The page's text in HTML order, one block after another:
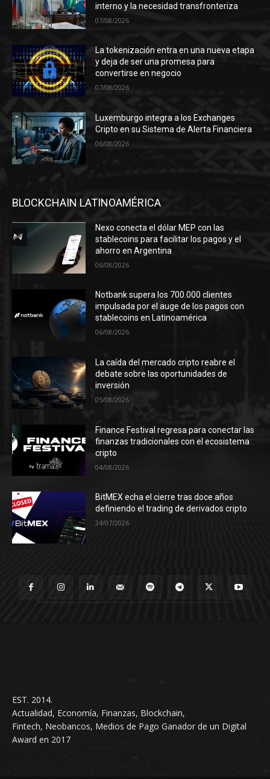
interno y la necesidad transfronteriza
07/08/2026
La tokenización entra en una nueva etapa
y deja de ser una promesa para
convertirse en negocio
07/08/2026
Luxemburgo integra a los Exchanges
Cripto en su Sistema de Alerta Financiera
06/08/2026
BLOCKCHAIN LATINOAMÉRICA
Nexo conecta el dólar MEP con las
stablecoins para facilitar los pagos y el
ahorro en Argentina
06/08/2026
Notbank supera los 700.000 clientes
impulsada por el auge de los pagos con
stablecoins en Latinoamérica
06/08/2026
La caída del mercado cripto reabre el
debate sobre las oportunidades de
inversión
05/08/2026
Finance Festival regresa para conectar las
finanzas tradicionales con el ecosistema
cripto
04/08/2026
BitMEX echa el cierre tras doce años
definiendo el trading de derivados cripto
24/07/2026
EST. 2014.
Actualidad, Economía, Finanzas, Blockchain,
Fintech, Neobancos, Medios de Pago Ganador de un Digital
Award en 2017